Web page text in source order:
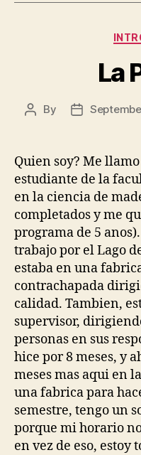
La
Post
By
Post
Quien soy? Me
estudiante de la
en la ciencia de
completados y me
programa de 5
trabajo por el Lago
estaba en una
contrachapada
calidad. Tambien,
supervisor,
personas en sus
hice por 8 meses, y
meses mas aqui en
una fabrica para
semestre, tengo un
porque mi horario
en vez de eso, estoy